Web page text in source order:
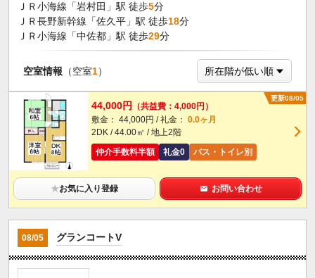
ＪＲ小海線「岩村田」駅 徒歩5分
ＪＲ長野新幹線「佐久平」駅 徒歩18分
ＪＲ小海線「中佐都」駅 徒歩29分
空室情報 （空室1）
更新08/05
44,000円
（共益費：4,000円）
敷金： 44,000円 / 礼金： 0.0ヶ月
2DK / 44.00㎡ / 地上2階
仲介手数料半額
礼金0 バス・トイレ別
★お気に入り登録 お問い合わせ
08/05 グランコートV